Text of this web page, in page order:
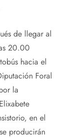
de llegar al
20.00
hacia el
Foral
la
en el
producirán